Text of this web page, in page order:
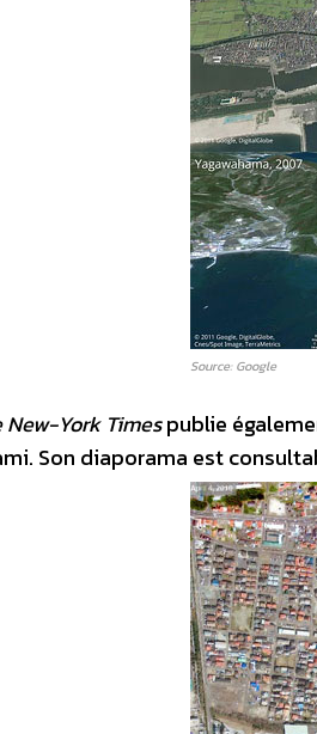
Source: Google
New-York Timespublie
Son diaporama est